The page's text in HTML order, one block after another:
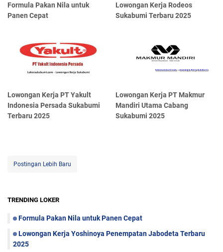
Formula Pakan Nila untuk
Panen Cepat
Lowongan Kerja Rodeos
Sukabumi Terbaru 2025
Lowongan Kerja PT Yakult
Indonesia Persada Sukabumi
Terbaru 2025
Lowongan Kerja PT Makmur
Mandiri Utama Cabang
Sukabumi 2025
Postingan Lebih Baru
TRENDING LOKER
Formula Pakan Nila untuk Panen Cepat
Lowongan Kerja Yoshinoya Penempatan Jabodeta Terbaru
2025